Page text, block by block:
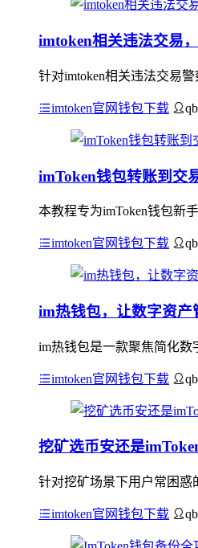
imtoken相关违法交易
针对imtoken相关违法交易
imtoken官网钱包下载
imToken钱包转账到交
本教程专为imToken钱包新
imtoken官网钱包下载
im热钱包，让数字资
im热钱包是一款聚焦简化
imtoken官网钱包下载
挖矿选币安还是
针对挖矿场景下用户常困惑
imtoken官网钱包下载